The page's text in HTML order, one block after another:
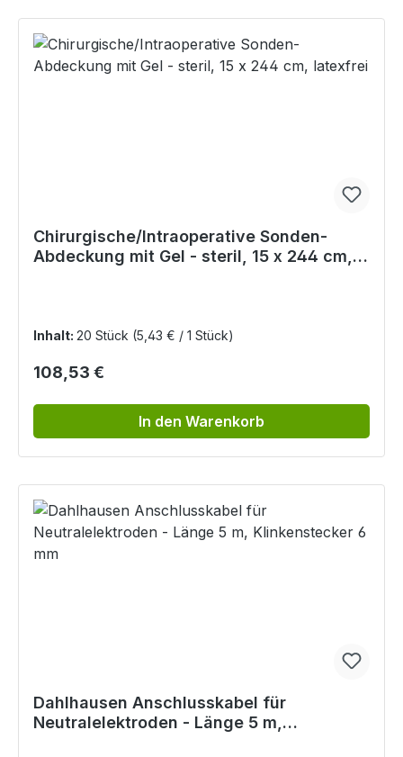
Chirurgische/Intraoperative Sonden-
Abdeckung mit Gel - steril, 15 x 244 cm,
Inhalt: 20 Stück (5,43 € / 1 Stück)
Regulärer Preis:
108,53 €
In den Warenkorb
Dahlhausen Anschlusskabel für
Neutralelektroden - Länge 5 m,